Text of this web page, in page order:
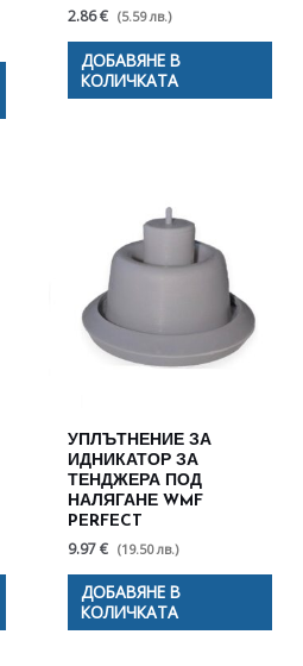
2.86 € (5.59 лв.)
ДОБАВЯНЕ В
КОЛИЧКАТА
УПЛЪТНЕНИЕ ЗА
ИДНИКАТОР ЗА
ТЕНДЖЕРА ПОД
НАЛЯГАНЕ WMF
PERFECT
9.97 € (19.50 лв.)
ДОБАВЯНЕ В
КОЛИЧКАТА